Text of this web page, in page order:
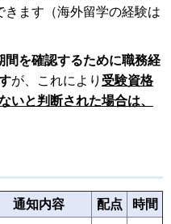
ます（海外留学の経験は
間を確認するために職務経
が、これにより 受験資格
いと判断された場合は、
通知内容 配点 時間